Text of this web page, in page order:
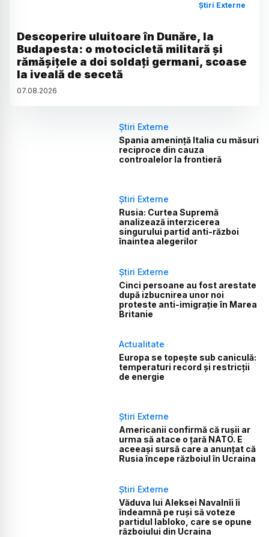
Știri Externe
Descoperire uluitoare în Dunăre, la
Budapesta: o motocicletă militară și
rămășițele a doi soldați germani, scoase
la iveală de secetă
07.08.2026
Știri Externe
Spania amenință Italia cu măsuri
reciproce din cauza
controalelor la frontieră
Știri Externe
Rusia: Curtea Supremă
analizează interzicerea
singurului partid anti-război
înaintea alegerilor
Știri Externe
Cinci persoane au fost arestate
după izbucnirea unor noi
proteste anti-imigrație în Marea
Britanie
Actualitate
Europa se topește sub caniculă:
temperaturi record și restricții
de energie
Știri Externe
Americanii confirmă că rușii ar
urma să atace o țară NATO. E
aceeași sursă care a anunțat că
Rusia începe războiul în Ucraina
Știri Externe
Văduva lui Aleksei Navalnîi îi
îndeamnă pe ruși să voteze
partidul Iabloko, care se opune
războiului din Ucraina